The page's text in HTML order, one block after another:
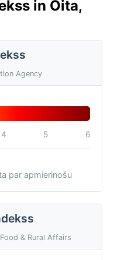
in Ōita,
Agency
4 5 6
par apmierinošu
& Rural Affairs